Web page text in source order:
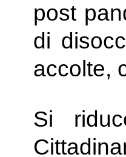
post
di
accolte,
Si